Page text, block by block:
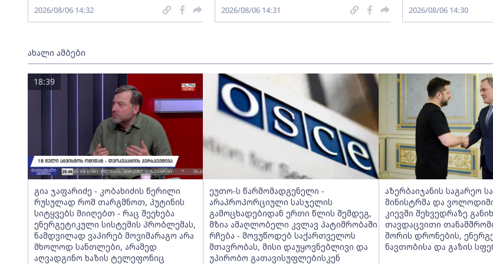
2026/08/06 14:32 2026/08/06 14:31 2026/08/06 14:30
ახალი ამბები
გია ჯაფარიძე - კობახიძის წერილი
რუსულად რომ თარგმნოთ, პუტინის
სიტყვებს მიიღებთ - რაც შეეხება
ენერგეტიკული სისტემის პრობლემას,
ნამდვილად ვაპირებ მოვიმარაგო არა
მხოლოდ სანთლები, არამედ
აღვადგინო ხაზის ტელეფონიც
18:39
ეუთო-ს წარმომადგენელი -
არაპროპორციული სასჯელის
გამოცხადებიდან ერთი წლის შემდეგ,
მზია ამაღლობელი კვლავ პატიმრობაში
რჩება - მოვუწოდებ საქართველოს
მთავრობას, მისი დაუყოვნებლივი და
უპირობო გათავისუფლებისკენ
აზერბაიჯანის საგარეო
მინისტრმა და
კიევში შეხვედრაზე
თავდაცვითი
შორის დრონების,
ნავთობისა და გაზის